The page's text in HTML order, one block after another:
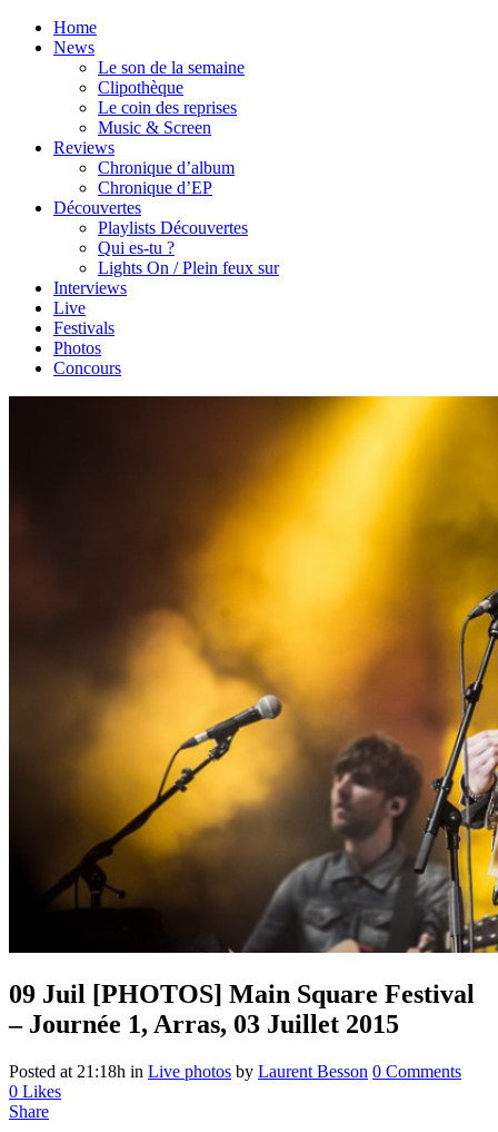
Home
News
Le son de la semaine
Clipothèque
Le coin des reprises
Music & Screen
Reviews
Chronique d’album
Chronique d’EP
Découvertes
Playlists Découvertes
Qui es-tu ?
Lights On / Plein feux sur
Interviews
Live
Festivals
Photos
Concours
09 Juil [PHOTOS] Main Square Festival
– Journée 1, Arras, 03 Juillet 2015
Posted at 21:18h in Live photos by Laurent Besson 0 Comments
0 Likes
Share